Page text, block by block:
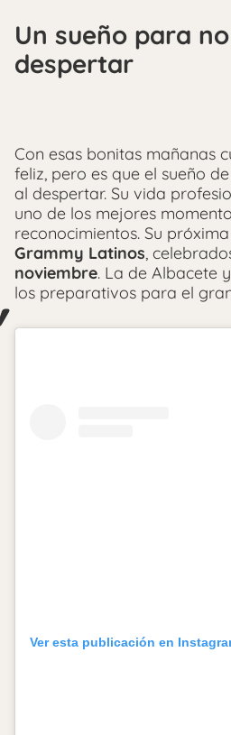
Un sueño para
despertar
Con esas bonitas mañanas
feliz, pero es que el sueño de
al despertar. Su vida
uno de los mejores
reconocimientos. Su
Grammy Latinos,
noviembre. La de Albacete
los preparativos para el
Ver esta publicación en